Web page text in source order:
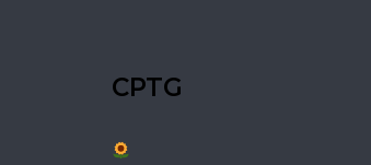
CPTG